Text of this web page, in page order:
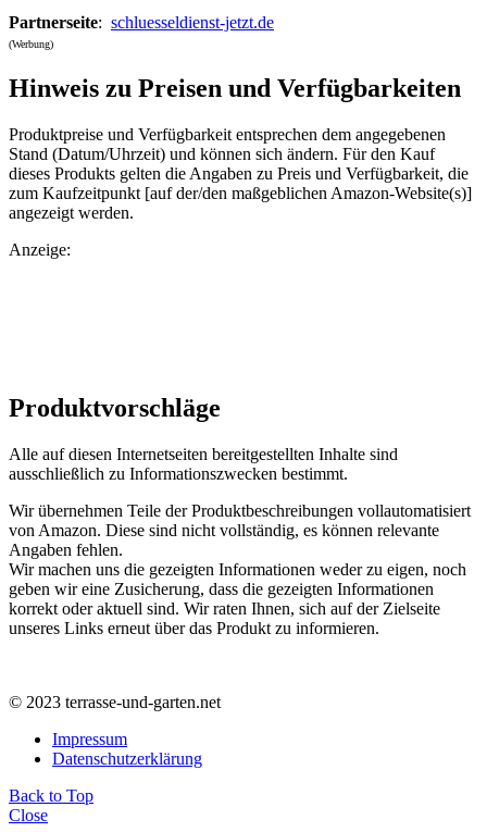
Partnerseite: schluesseldienst-jetzt.de
(Werbung)
Hinweis zu Preisen und Verfügbarkeiten
Produktpreise und Verfügbarkeit entsprechen dem angegebenen
Stand (Datum/Uhrzeit) und können sich ändern. Für den Kauf
dieses Produkts gelten die Angaben zu Preis und Verfügbarkeit, die
zum Kaufzeitpunkt [auf der/den maßgeblichen Amazon-Website(s)]
angezeigt werden.
Anzeige:
Produktvorschläge
Alle auf diesen Internetseiten bereitgestellten Inhalte sind
ausschließlich zu Informationszwecken bestimmt.
Wir übernehmen Teile der Produktbeschreibungen vollautomatisiert
von Amazon. Diese sind nicht vollständig, es können relevante
Angaben fehlen.
Wir machen uns die gezeigten Informationen weder zu eigen, noch
geben wir eine Zusicherung, dass die gezeigten Informationen
korrekt oder aktuell sind. Wir raten Ihnen, sich auf der Zielseite
unseres Links erneut über das Produkt zu informieren.
© 2023 terrasse-und-garten.net
Impressum
Datenschutzerklärung
Back to Top
Close